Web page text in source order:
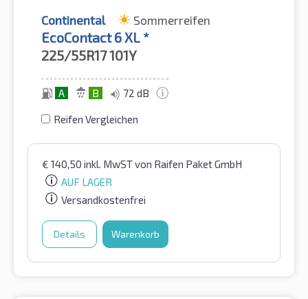
Continental Sommerreifen
EcoContact 6 XL *
225/55R17101Y
A B 72 dB
Reifen Vergleichen
€ 140,50 inkl. MwSTvon Raifen Paket GmbH
AUF LAGER
Versandkostenfrei
Details Warenkorb